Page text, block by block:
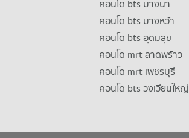
คอนโด bts บางนา
คอนโด bts บางหว้า
คอนโด bts อุดมสุข
คอนโด mrt ลาดพร้าว
คอนโด mrt เพชรบุรี
คอนโด bts วงเวียนใหญ่